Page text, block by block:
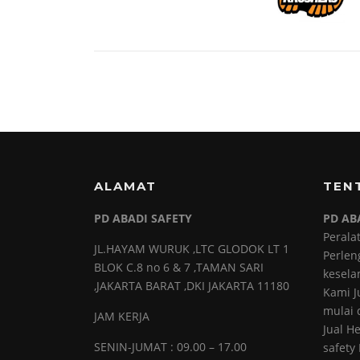
ALAMAT
PD ABADI SAFETY
JL.HAYAM WURUK ,LTC GLODOK LT 1
BLOK C.8 no 6 & 7 ,TAMAN SARI
,JAKARTA BARAT ,DKI JAKARTA 11180
JAM KERJA
SENIN-JUMAT : 09.00 – 17.00
PD
Kami
mulai
Jual
safety